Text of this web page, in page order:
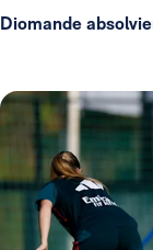
Diomande